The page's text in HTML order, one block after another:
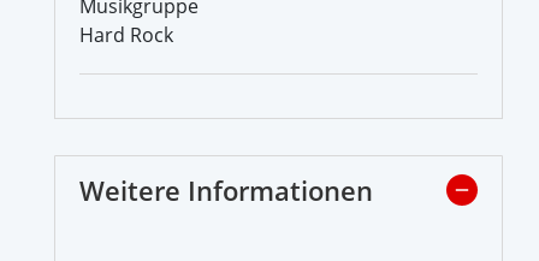
Musikgruppe
Hard Rock
Weitere Informationen